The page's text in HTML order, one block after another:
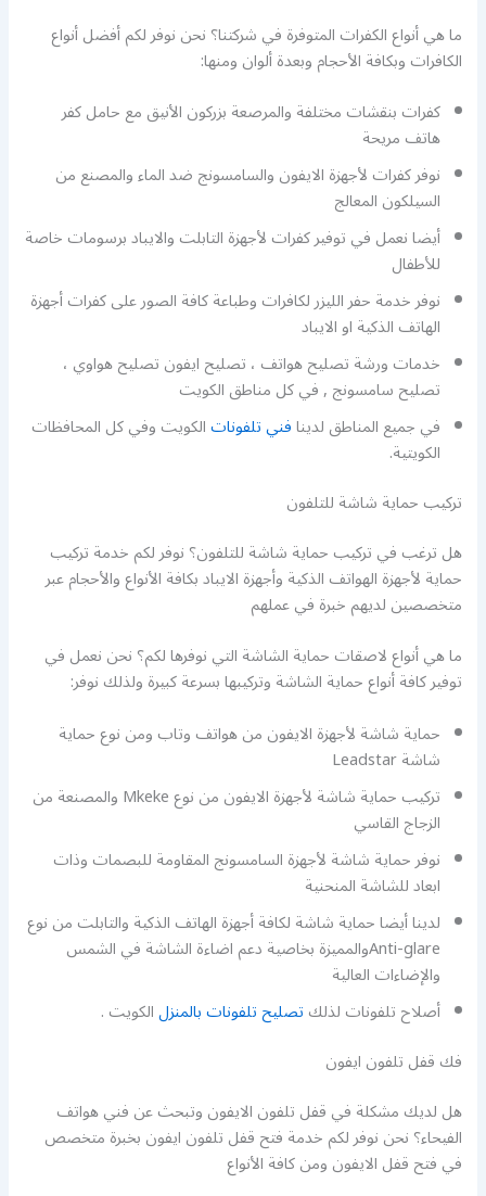
ما هي أنواع الكفرات المتوفرة في شركتنا؟ نحن نوفر لكم أفضل أنواع
الكافرات وبكافة الأحجام وبعدة ألوان ومنها:
كفرات بنقشات مختلفة والمرصعة بزركون الأنيق مع حامل كفر
هاتف مريحة
نوفر كفرات لأجهزة الايفون والسامسونج ضد الماء والمصنع من
السيلكون المعالج
أيضا نعمل في توفير كفرات لأجهزة التابلت والايباد برسومات خاصة
للأطفال
نوفر خدمة حفر الليزر لكافرات وطباعة كافة الصور على كفرات أجهزة
الهاتف الذكية او الايباد
خدمات ورشة تصليح هواتف ، تصليح ايفون تصليح هواوي ،
تصليح سامسونج , في كل مناطق الكويت
في جميع المناطق لدينافني تلفوناتالكويت وفي كل المحافظات
الكويتية.
تركيب حماية شاشة للتلفون
هل ترغب في تركيب حماية شاشة للتلفون؟ نوفر لكم خدمة تركيب
حماية لأجهزة الهواتف الذكية وأجهزة الايباد بكافة الأنواع والأحجام عبر
متخصصين لديهم خبرة في عملهم
ما هي أنواع لاصقات حماية الشاشة التي نوفرها لكم؟ نحن نعمل في
توفير كافة أنواع حماية الشاشة وتركيبها بسرعة كبيرة ولذلك نوفر:
حماية شاشة لأجهزة الايفون من هواتف وتاب ومن نوع حماية
شاشة Leadstar
تركيب حماية شاشة لأجهزة الايفون من نوع Mkeke والمصنعة من
الزجاج القاسي
نوفر حماية شاشة لأجهزة السامسونج المقاومة للبصمات وذات
ابعاد للشاشة المنحنية
لدينا أيضا حماية شاشة لكافة أجهزة الهاتف الذكية والتابلت من نوع
Anti-glareوالمميزة بخاصية دعم اضاءة الشاشة في الشمس
والإضاءات العالية
أصلاح تلفونات لذلكتصليح تلفونات بالمنزلالكويت .
فك قفل تلفون ايفون
هل لديك مشكلة في قفل تلفون الايفون وتبحث عن فني هواتف
الفيحاء؟ نحن نوفر لكم خدمة فتح قفل تلفون ايفون بخبرة متخصص
في فتح قفل الايفون ومن كافة الأنواع